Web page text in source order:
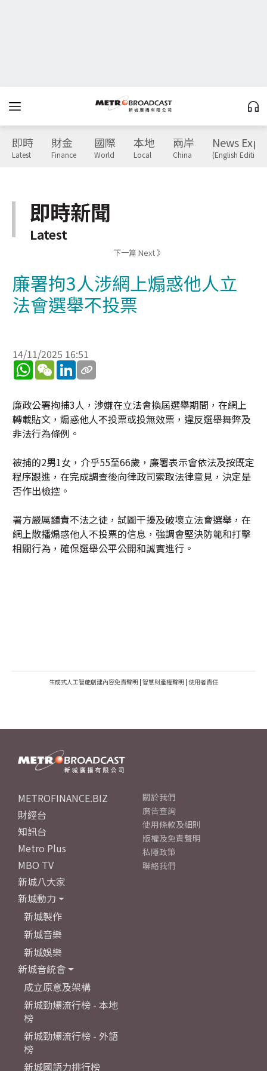
即時
Latest
財金
Finance
國際
World
本地
Local
兩岸
China
News
(English Edition)
即時新聞
Latest
下一篇 Next 》
廉署拘3人涉網上煽惑他人立
法會選舉不投票
14/11/2025 16:51
WhatsApp
WeChatLinkedIn
廉政公署拘捕3人，涉嫌在立法會換屆選舉期間，在網上
轉載貼文，煽惑他人不投票或投無效票，違反選舉舞弊及
非法行為條例。
被捕的2男1女，介乎55至66歲，廉署表示會依法及按既定
程序跟進，在完成調查後向律政司索取法律意見，決定是
否作出檢控。
署方嚴厲譴責不法之徒，試圖干擾及破壞立法會選舉，在
網上散播煽惑他人不投票的信息，強調會堅決防範和打擊
相關行為，確保選舉公平公開和誠實進行。
生成式人工智能創建內容免責聲明 | 智慧財產權聲明 | 使用者責任
METROFINANCE.BIZ
財經台
知訊台
Metro Plus
MBO TV
新城八大家
新城動力
新城製作
新城音樂
新城娛樂
新城音統會
成立原意及架構
新城勁爆流行榜 - 本地
榜
新城勁爆流行榜 - 外語
榜
新城國語力排行榜
關於我們
廣告查詢
使用條款及細則
版權及免責聲明
私隱政策
聯絡我們